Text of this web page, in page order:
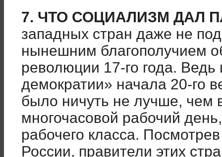
7. ЧТО СОЦИАЛИЗМ ДАЛ
западных стран даже не
нынешним благополучием
революции 17-го года.
демократии» начала 20-го
было ничуть не лучше, чем
многочасовой рабочий
рабочего класса.
России, правители этих